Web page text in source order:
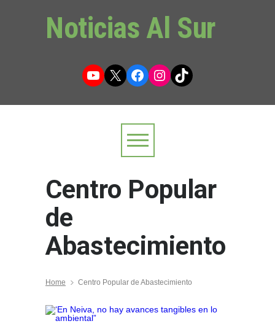
Noticias Al Sur
YouTube
X Facebook
Instagram
TikTok
Centro Popular
de
Abastecimiento
Home Centro Popular de Abastecimiento